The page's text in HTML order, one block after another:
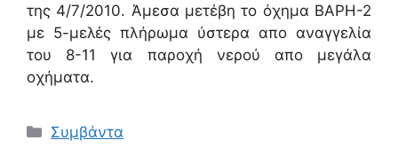
της 4/7/2010. Άμεσα μετέβη το όχημα ΒΑΡΗ-2
με 5-μελές πλήρωμα ύστερα απο αναγγελία
του 8-11 για παροχή νερού απο μεγάλα
οχήματα.
Συμβάντα